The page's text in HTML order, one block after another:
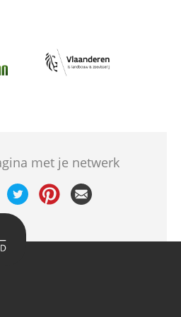
Afbeelding
met je netwerk